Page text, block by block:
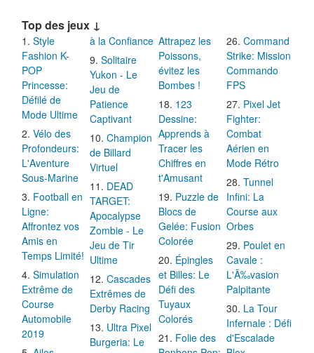
Top des jeux ↓
Style
Fashion K-
POP
Princesse:
Défilé de
Mode Ultime
Vélo des
Profondeurs:
L'Aventure
Sous-Marine
Football en
Ligne:
Affrontez vos
Amis en
Temps Limité!
Simulation
Extrême de
Course
Automobile
2019
à la Confiance
Solitaire
Yukon - Le
Jeu de
Patience
Captivant
Champion
de Billard
Virtuel
DEAD
TARGET:
Apocalypse
Zombie - Le
Jeu de Tir
Ultime
Cascades
Extrêmes de
Derby Racing
Ultra Pixel
Burgeria: Le
Attrapez les
Poissons,
évitez les
Bombes !
123
Dessine:
Apprends à
Tracer les
Chiffres en
t'Amusant
Puzzle de
Blocs de
Gelée: Fusion
Colorée
Épingles
et Billes: Le
Défi des
Tuyaux
Colorés
Folie des
Command
Strike: Mission
Commando
FPS
Pixel Jet
Fighter:
Combat
Aérien en
Mode Rétro
Tunnel
Infini: La
Course aux
Orbes
Poulet en
Cavale :
L'Ã‰vasion
Palpitante
La Tour
Infernale : Défi
d'Escalade